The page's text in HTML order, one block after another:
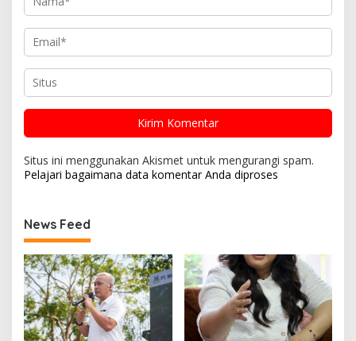
Situs ini menggunakan Akismet untuk mengurangi spam.
Pelajari bagaimana data komentar Anda diproses
News Feed